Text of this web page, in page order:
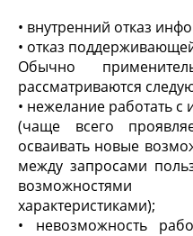
• внутренний отказ
• отказ
Обычно
рассматриваются
• нежелание работать
(чаще всего
осваивать новые
между запросами
характеристиками);
• невозможность